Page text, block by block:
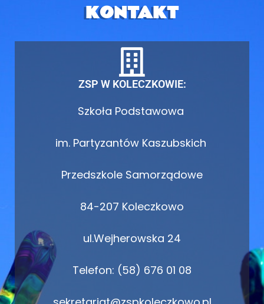
KONTAKT
ZSP W KOLECZKOWIE:
Szkoła Podstawowa
im. Partyzantów Kaszubskich
Przedszkole Samorządowe
84-207 Koleczkowo
ul.Wejherowska 24
Telefon: (58) 676 01 08